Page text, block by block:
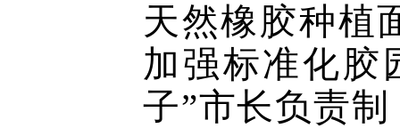
天然橡胶种植
加强标准化胶
子”市长负责